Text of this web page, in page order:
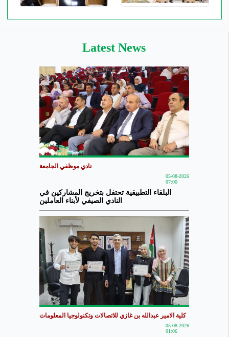
Latest News
نادي موظفي الجامعة
05-08-2026
07:00
البلقاء التطبيقية تحتفل بتخريج المشاركين في
النادي الصيفي لأبناء العاملين
كلية الامير عبدالله بن غازي للاتصالات وتكنولوجيا المعلومات
05-08-2026
01:06